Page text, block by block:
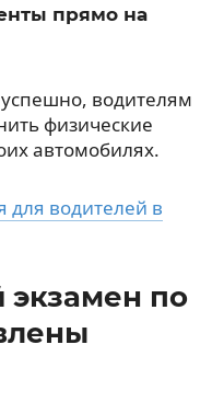
прямо на
водителям
физические
автомобилях.
для водителей в
экзамен по